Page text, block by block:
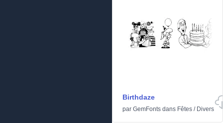
Birthdaze
par GemFonts dans Fêtes / Divers